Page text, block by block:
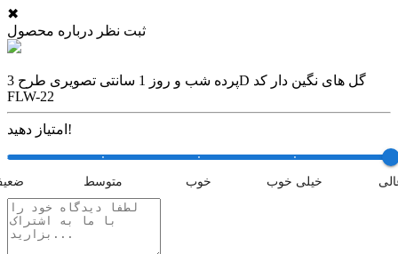
✖
ثبت نظر درباره محصول
پرده شب و روز 1 سانتی تصویری طرح 3D گل های نگین دار کد
FLW-22
امتیاز دهید!
متوسط خوب خیلی خوب